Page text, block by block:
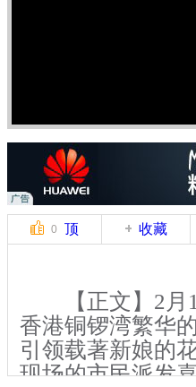
0 顶 收藏
【正文】2月
香港铜锣湾繁华
引领载著新娘的
现场的市民派发